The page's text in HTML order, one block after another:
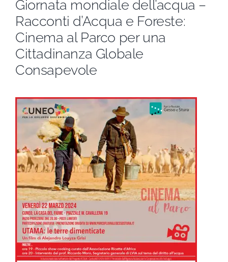
Notizie
Chi Siamo
Settimana Civica
Giornata mondiale dell’acqua –
Racconti d’Acqua e Foreste:
Cinema al Parco per una
Cittadinanza Globale
Consapevole